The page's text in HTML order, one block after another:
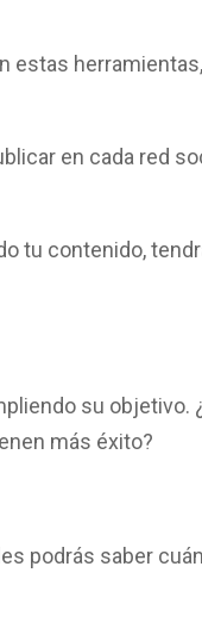
estas
en cada red
tu contenido,
su objetivo.
más éxito?
podrás saber